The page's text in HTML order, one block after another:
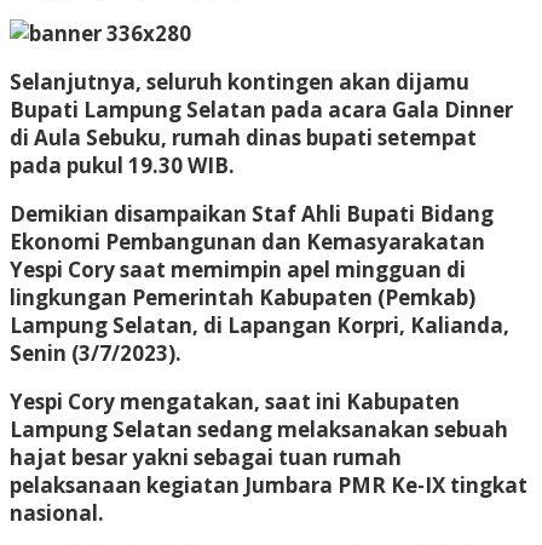
Selanjutnya, seluruh kontingen akan dijamu
Bupati Lampung Selatan pada acara Gala Dinner
di Aula Sebuku, rumah dinas bupati setempat
pada pukul 19.30 WIB.
Demikian disampaikan Staf Ahli Bupati Bidang
Ekonomi Pembangunan dan Kemasyarakatan
Yespi Cory saat memimpin apel mingguan di
lingkungan Pemerintah Kabupaten (Pemkab)
Lampung Selatan, di Lapangan Korpri, Kalianda,
Senin (3/7/2023).
Yespi Cory mengatakan, saat ini Kabupaten
Lampung Selatan sedang melaksanakan sebuah
hajat besar yakni sebagai tuan rumah
pelaksanaan kegiatan Jumbara PMR Ke-IX tingkat
nasional.